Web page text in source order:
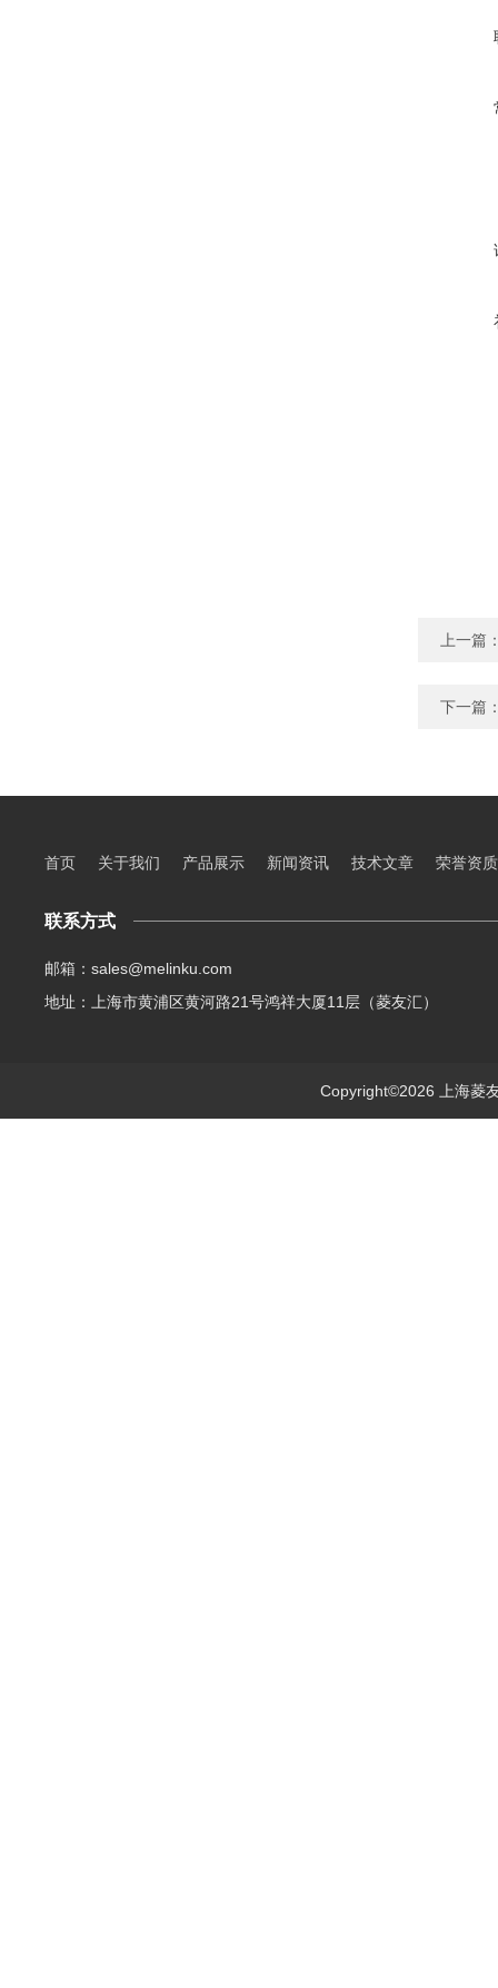
上一篇
下一篇
首页 关于我们 产品展示 新闻资讯 技术文章 荣誉资质
联系方式
邮箱：sales@melinku.com
地址：上海市黄浦区黄河路21号鸿祥大厦11层（菱友汇）
Copyright©2026 上海菱